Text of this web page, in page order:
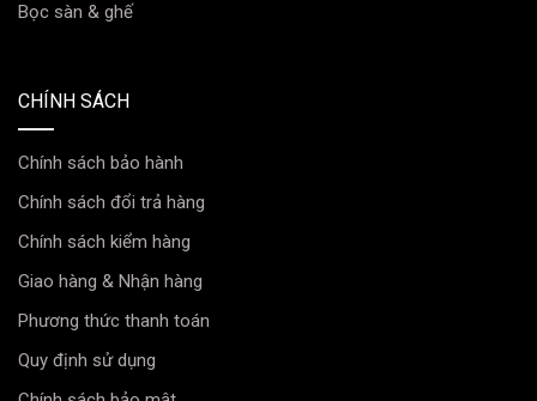
Bọc sàn & ghế
CHÍNH SÁCH
Chính sách bảo hành
Chính sách đổi trả hàng
Chính sách kiểm hàng
Giao hàng & Nhận hàng
Phương thức thanh toán
Quy định sử dụng